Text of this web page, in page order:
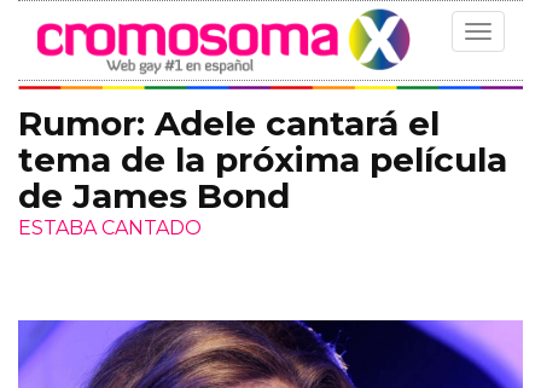
Toggle
Rumor: Adele cantará el
tema de la próxima película
de James Bond
ESTABA CANTADO